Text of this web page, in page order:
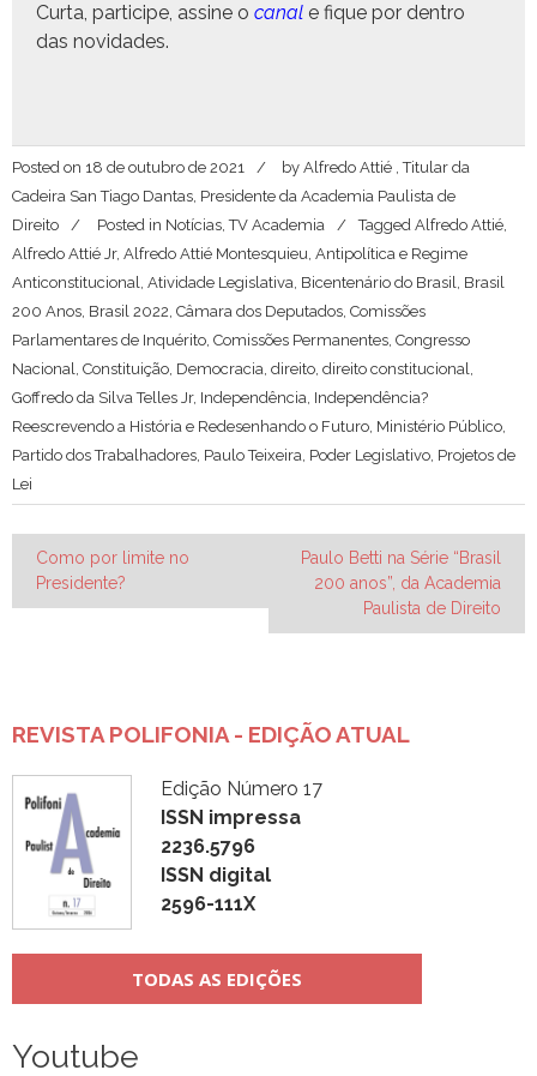
Cur­ta, par­ticipe, assine o canal e fique por den­tro
das novidades.
Posted on 18 de outubro de 2021 by Alfredo Attié , Titular da
Cadeira San Tiago Dantas, Presidente da Academia Paulista de
Direito
Posted in Notícias,TV Academia Tagged Alfredo Attié,
Alfredo Attié Jr, Alfredo Attié Montesquieu, Antipolítica e Regime
Anticonstitucional, Atividade Legislativa, Bicentenário do Brasil, Brasil
200 Anos, Brasil 2022, Câmara dos Deputados, Comissões
Parlamentares de Inquérito, Comissões Permanentes, Congresso
Nacional, Constituição, Democracia, direito, direito constitucional,
Goffredo da Silva Telles Jr, Independência, Independência?
Reescrevendo a História e Redesenhando o Futuro, Ministério Público,
Partido dos Trabalhadores, Paulo Teixeira, Poder Legislativo, Projetos de
Lei
Navegação
de
Como por limite no
Presidente?
Paulo Betti na Série “Brasil
200 anos”, da Academia
Paulista de Direito
REVISTA POLIFONIA - EDIÇÃO ATUAL
Edição Número 17
ISSN impressa
2236.5796
ISSN digital
2596-111X
TODAS AS EDIÇÕES
Youtube